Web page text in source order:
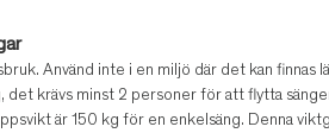
Använd inte i en miljö där det kan finnas
det krävs minst 2 personer för att flytta
är 150 kg för en enkelsäng. Denna